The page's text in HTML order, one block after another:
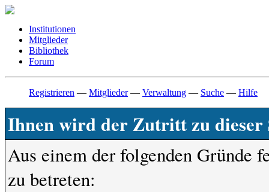
Institutionen
Mitglieder
Bibliothek
Forum
Registrieren — Mitglieder— Verwaltung — Suche — Hilfe
Ihnen wird der Zutritt zu dieser
Aus einem der folgenden Gründe
zu betreten: